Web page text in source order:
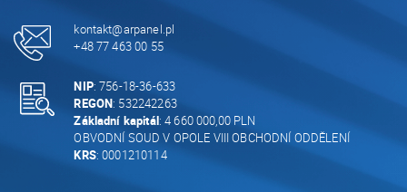
kontakt@arpanel.pl
+48 77 463 00 55
NIP: 756-18-36-633
REGON: 532242263
Základní kapitál: 4 660 000,00 PLN
OBVODNÍ SOUD V OPOLE VIII OBCHODNÍ ODDĚLENÍ
KRS: 0001210114